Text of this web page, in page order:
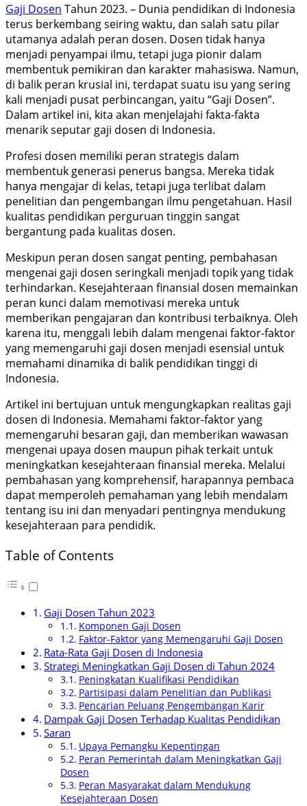
Gaji Dosen Tahun 2023. – Dunia pendidikan di Indonesia
terus berkembang seiring waktu, dan salah satu pilar
utamanya adalah peran dosen. Dosen tidak hanya
menjadi penyampai ilmu, tetapi juga pionir dalam
membentuk pemikiran dan karakter mahasiswa. Namun,
di balik peran krusial ini, terdapat suatu isu yang sering
kali menjadi pusat perbincangan, yaitu “Gaji Dosen”.
Dalam artikel ini, kita akan menjelajahi fakta-fakta
menarik seputar gaji dosen di Indonesia.
Profesi dosen memiliki peran strategis dalam
membentuk generasi penerus bangsa. Mereka tidak
hanya mengajar di kelas, tetapi juga terlibat dalam
penelitian dan pengembangan ilmu pengetahuan. Hasil
kualitas pendidikan perguruan tinggin sangat
bergantung pada kualitas dosen.
Meskipun peran dosen sangat penting, pembahasan
mengenai gaji dosen seringkali menjadi topik yang tidak
terhindarkan. Kesejahteraan finansial dosen memainkan
peran kunci dalam memotivasi mereka untuk
memberikan pengajaran dan kontribusi terbaiknya. Oleh
karena itu, menggali lebih dalam mengenai faktor-faktor
yang memengaruhi gaji dosen menjadi esensial untuk
memahami dinamika di balik pendidikan tinggi di
Indonesia.
Artikel ini bertujuan untuk mengungkapkan realitas gaji
dosen di Indonesia. Memahami faktor-faktor yang
memengaruhi besaran gaji, dan memberikan wawasan
mengenai upaya dosen maupun pihak terkait untuk
meningkatkan kesejahteraan finansial mereka. Melalui
pembahasan yang komprehensif, harapannya pembaca
dapat memperoleh pemahaman yang lebih mendalam
tentang isu ini dan menyadari pentingnya mendukung
kesejahteraan para pendidik.
Table of Contents
Gaji Dosen Tahun 2023
Komponen Gaji Dosen
Faktor-Faktor yang Memengaruhi Gaji Dosen
Rata-Rata Gaji Dosen di Indonesia
Strategi Meningkatkan Gaji Dosen di Tahun 2024
Peningkatan Kualifikasi Pendidikan
Partisipasi dalam Penelitian dan Publikasi
Pencarian Peluang Pengembangan Karir
Dampak Gaji Dosen Terhadap Kualitas Pendidikan
Saran
Upaya Pemangku Kepentingan
Peran Pemerintah dalam Meningkatkan Gaji
Dosen
Peran Masyarakat dalam Mendukung
Kesejahteraan Dosen